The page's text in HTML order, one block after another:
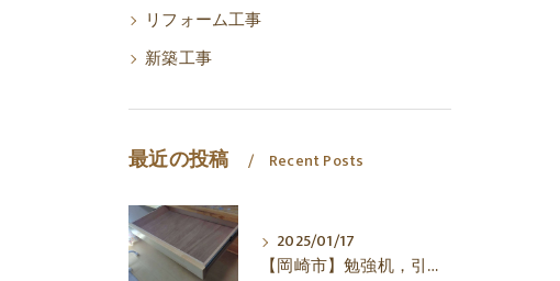
リフォーム工事
新築工事
最近の投稿 Recent Posts
2025/01/17
【岡崎市】勉強机，引き出し，㈱犬塚建築